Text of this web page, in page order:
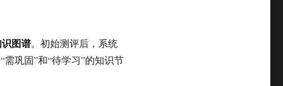
图谱。初始测评后，系统
需巩固”和“待学习”的知识节